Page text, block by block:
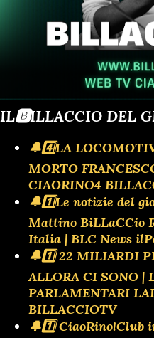
IL🅱️ILLACCIO DEL
🔔4️⃣LA
MORTO
CIAORINO4
🔔1️⃣Le notizie del
Mattino BiLLaCCio
Italia | BLC News
🔔1️⃣ 22 MILIARDI
ALLORA CI SONO |
PARLAMENTARI
BILLACCIOTV
🔔1️⃣ CiaoRino!Club